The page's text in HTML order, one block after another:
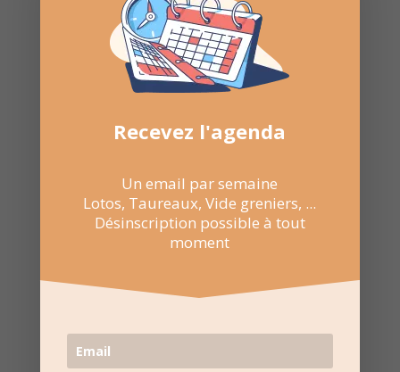
Recevez l'agenda
Un email par semaine
Lotos, Taureaux, Vide greniers, ...
Désinscription possible à tout
moment